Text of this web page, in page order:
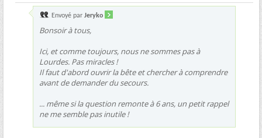
Envoyé par Jeryko
Bonsoir à tous,
Ici, et comme toujours, nous ne sommes pas à
Lourdes. Pas miracles !
Il faut d'abord ouvrir la bête et chercher à comprendre
avant de demander du secours.
... même si la question remonte à 6 ans, un petit rappel
ne me semble pas inutile !